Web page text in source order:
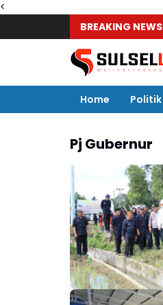
<
BREAKING NEWS
Home
Politik
Pj Gubernur